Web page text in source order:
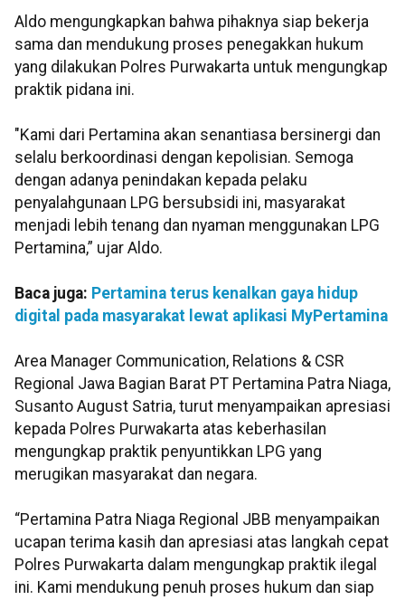
Aldo mengungkapkan bahwa pihaknya siap bekerja
sama dan mendukung proses penegakkan hukum
yang dilakukan Polres Purwakarta untuk mengungkap
praktik pidana ini.
"Kami dari Pertamina akan senantiasa bersinergi dan
selalu berkoordinasi dengan kepolisian. Semoga
dengan adanya penindakan kepada pelaku
penyalahgunaan LPG bersubsidi ini, masyarakat
menjadi lebih tenang dan nyaman menggunakan LPG
Pertamina,” ujar Aldo.
Baca juga: Pertamina terus kenalkan gaya hidup
digital pada masyarakat lewat aplikasi MyPertamina
Area Manager Communication, Relations & CSR
Regional Jawa Bagian Barat PT Pertamina Patra Niaga,
Susanto August Satria, turut menyampaikan apresiasi
kepada Polres Purwakarta atas keberhasilan
mengungkap praktik penyuntikkan LPG yang
merugikan masyarakat dan negara.
“Pertamina Patra Niaga Regional JBB menyampaikan
ucapan terima kasih dan apresiasi atas langkah cepat
Polres Purwakarta dalam mengungkap praktik ilegal
ini. Kami mendukung penuh proses hukum dan siap